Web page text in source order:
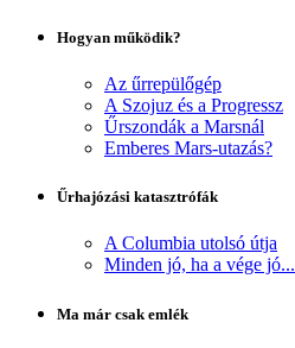
Hogyan működik?
Az űrrepülőgép
A Szojuz és a Progressz
Űrszondák a Marsnál
Emberes Mars-utazás?
Űrhajózási katasztrófák
A Columbia utolsó útja
Minden jó, ha a vége jó...
Ma már csak emlék